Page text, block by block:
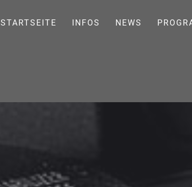
STARTSEITE INFOS NEWS